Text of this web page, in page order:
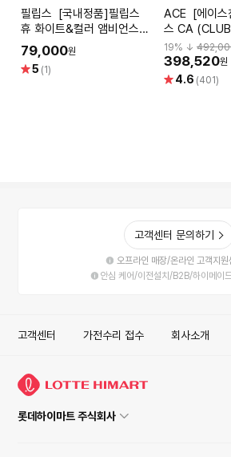
필립스 [국내정품]필립스
휴 화이트&컬러 앰비언스
GU10 4.1W 스마트 전구
79,000원
별5 (1)
ACE [에이스침대]원매트리
스 CA
19% ↓
398,520원
별 4.6 (401)
고객센터 문의하기
오프라인 매장/온라인 고객지원
안심 케어/이전설치/B2B/하이메이
고객센터 가전수리 접수 회사소개
롯데하이마트 주식회사